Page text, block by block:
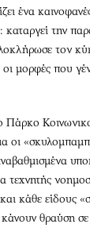
ένα
καταργεί την
τον
μορφές που
Πάρκο
οι
τεχνητής
κάθε είδους
θραύση